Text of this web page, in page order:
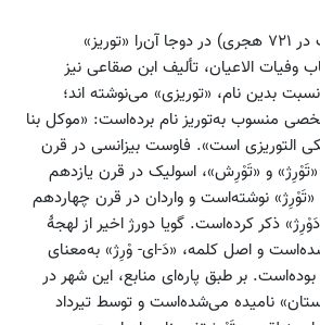
در تقویم البلدان (تألیف در ۷۲۱ هجری) در دوجا آن‌را «توریز»
وفیات الاعیان، تألیف ابن صقاعی نیز
بدین نام، «توریزی» می‌نوشته اند؛
منسوب به‌توریز نام برده‌است: «موکل بنا
التوریزی است». فاوست بیزانسی در قرن
«تَوْرِژ» و «تَوْرِش»، اسولیک در قرن یازدهم
«تَوْرِژ» نوشته‌است و واردان در قرن چهاردهم
ذکر کرده‌است. گویا دورژ اخیر از لهجهٔ
و اصل کلمه، «دَ-ای- وْرِژ» به‌معنای
بر طبق پاره‌ای منابع، این شهر در
«شهستان» نامیده می‌شده‌است و توسط تیرداد